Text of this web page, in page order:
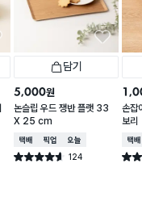
담기
5,000원
논슬립 우드 쟁반 플랫 33
X 25 cm
택배배송매장픽업오늘배송
별점 4.6점 124
건 작성
손잡
보리
택배
별점